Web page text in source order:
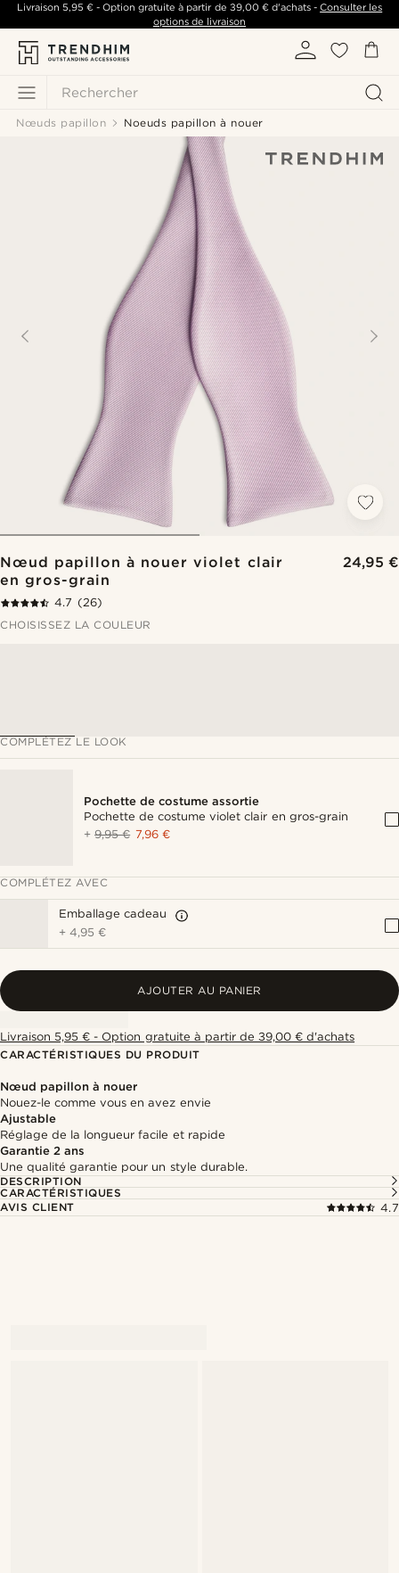
Rechercher
Livraison 5,95 €- Option gratuite à partir de 39,00 €d'achats -Consulter les
options de livraison
Nœuds papillon Noeuds papillon à nouer
Nœud papillon à nouer violet clair
en gros-grain
24,95 €
4.7 (26)
CHOISISSEZ LA COULEUR
COMPLÉTEZ LE LOOK
Pochette de costume assortie
Pochette de costume violet clair en gros-grain
+9,95 € 7,96 €
COMPLÉTEZ AVEC
Emballage cadeau
+4,95 €
AJOUTER AU PANIER
Livraison 5,95 € - Option gratuite à partir de 39,00 € d'achats
CARACTÉRISTIQUES DU PRODUIT
Nœud papillon à nouer
Nouez-le comme vous en avez envie
Ajustable
Réglage de la longueur facile et rapide
Garantie 2 ans
Une qualité garantie pour un style durable.
DESCRIPTION
CARACTÉRISTIQUES
AVIS CLIENT
4.7